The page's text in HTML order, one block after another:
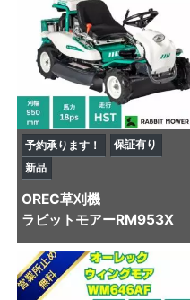
予約承ります！
保証有り
新品
OREC草刈機
ラビットモアーRM953X